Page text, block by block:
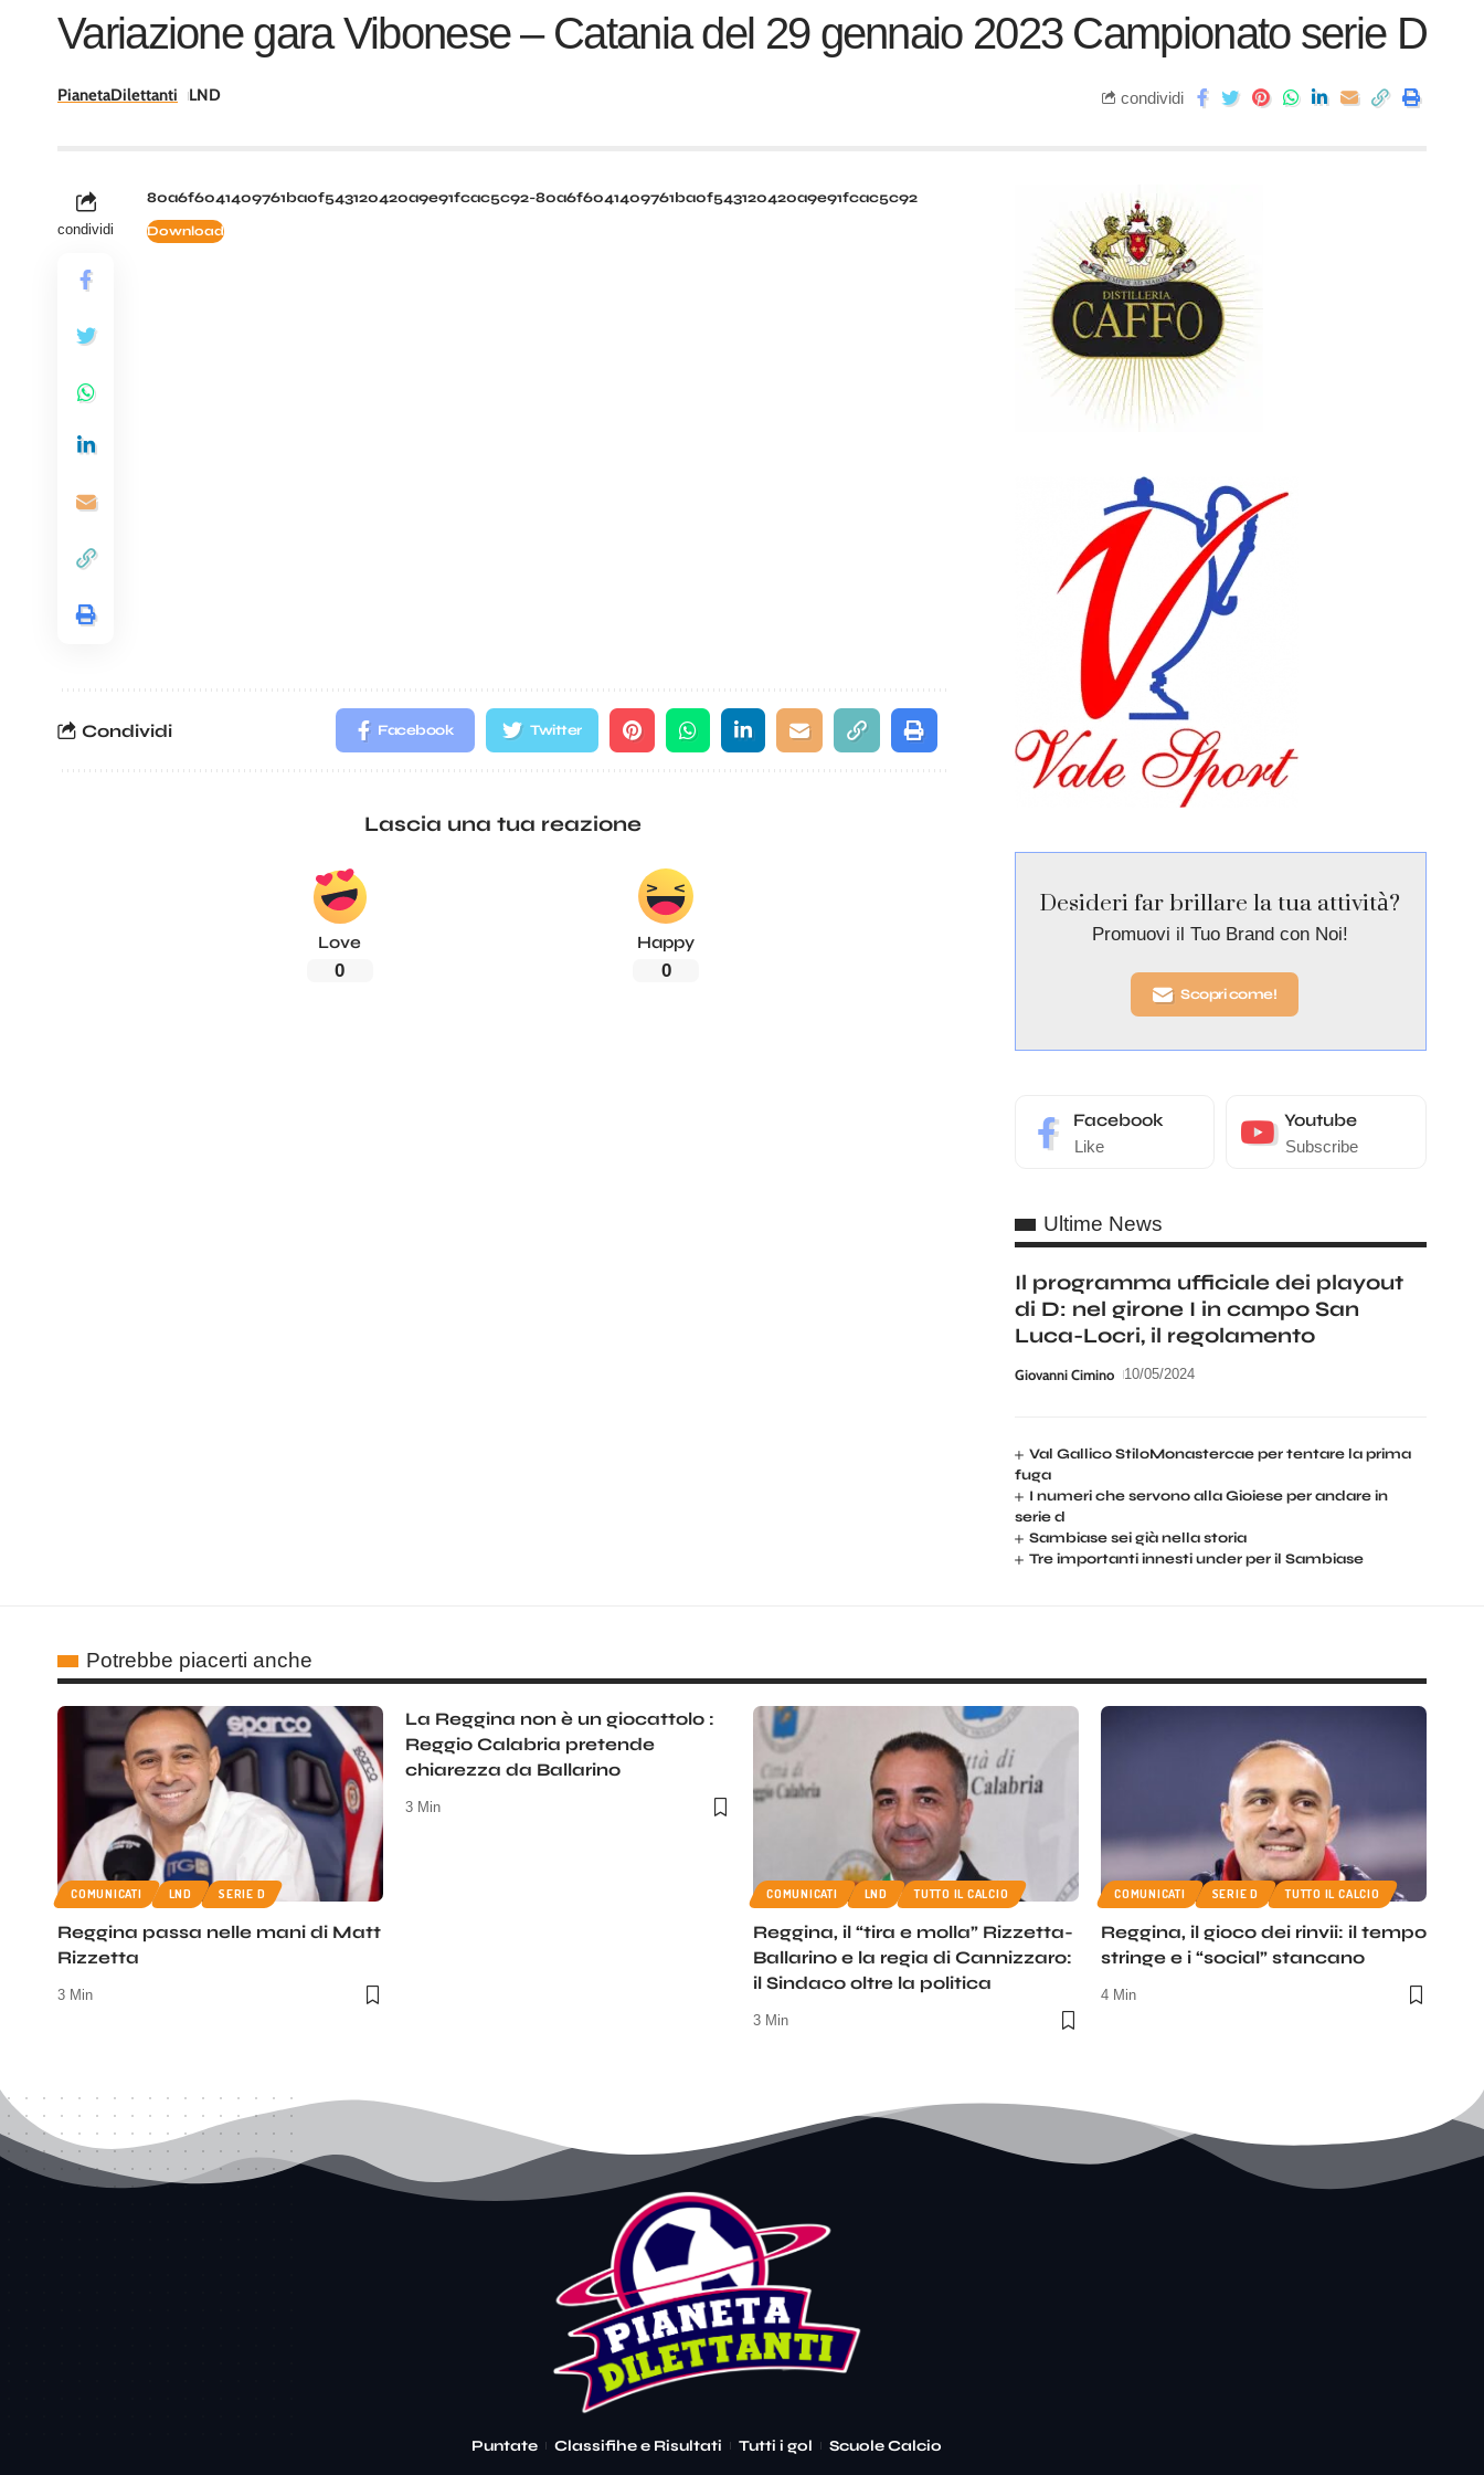
Variazione gara Vibonese – Catania del 29 gennaio 2023 Campionato serie D
PianetaDilettanti LND condividi
condividi
80a6f6041409761ba0f543120420a9e91fcac5c92-80a6f6041409761ba0f543120420a9e91fcac5c92
Download
Condividi Facebook Twitter
Lascia una tua reazione
Love
0
Happy
0
Desideri far brillare la tua attività?
Promuovi il Tuo Brand con Noi!
Scopri come!
Facebook
Like
Youtube
Subscribe
Ultime News
Il programma ufficiale dei playout
di D: nel girone I in campo San
Luca-Locri, il regolamento
Giovanni Cimino 10/05/2024
Val Gallico StiloMonastercae per tentare la prima
fuga
I numeri che servono alla Gioiese per andare in
serie d
Sambiase sei già nella storia
Tre importanti innesti under per il Sambiase
Potrebbe piacerti anche
COMUNICATI LND SERIE D
Reggina passa nelle mani di Matt
Rizzetta
3 Min
La Reggina non è un giocattolo :
Reggio Calabria pretende
chiarezza da Ballarino
3 Min
COMUNICATI LND TUTTO IL CALCIO
Reggina, il “tira e molla” Rizzetta-
Ballarino e la regia di Cannizzaro:
il Sindaco oltre la politica
3 Min
COMUNICATI SERIE D TUTTO IL CALCIO
Reggina, il gioco dei rinvii: il tempo
stringe e i “social” stancano
4 Min
Puntate Classifihe e Risultati Tutti i gol Scuole Calcio